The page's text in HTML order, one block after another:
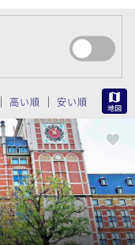
高い順 安い順